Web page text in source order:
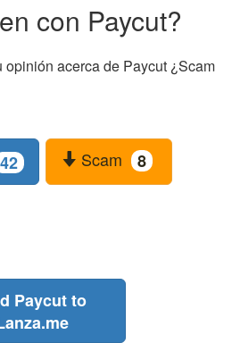
con Paycut?
acerca de Paycut ¿Scam
42 Scam 8
Paycut to